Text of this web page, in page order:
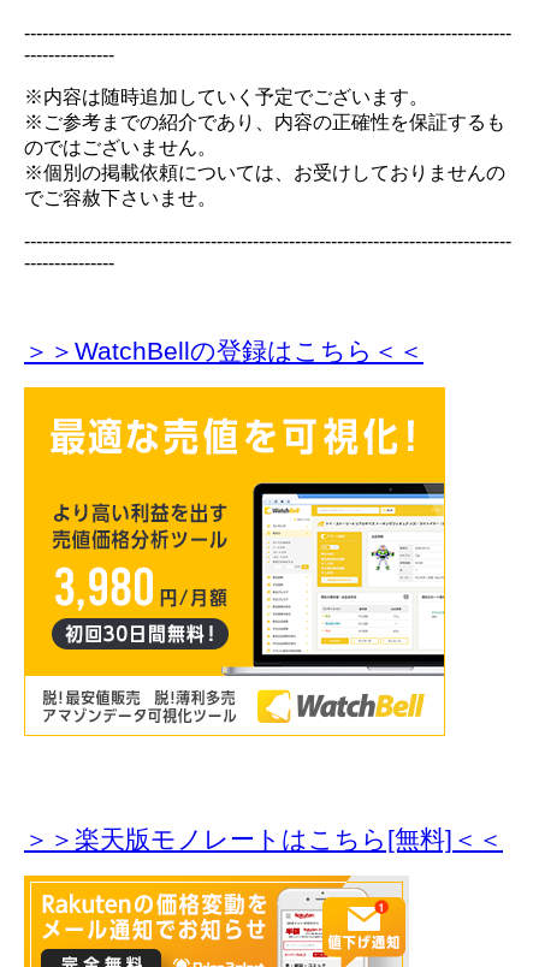
---------------------------------------------------------------------------------
---------------
※内容は随時追加していく予定でございます。
※ご参考までの紹介であり、内容の正確性を保証するも
のではございません。
※個別の掲載依頼については、お受けしておりませんの
でご容赦下さいませ。
---------------------------------------------------------------------------------
---------------
＞＞WatchBellの登録はこちら＜＜
＞＞楽天版モノレートはこちら[無料]＜＜